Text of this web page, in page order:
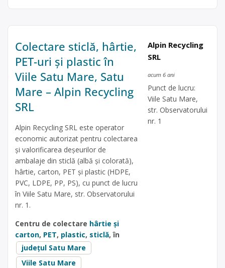
Colectare sticlă, hârtie,
PET-uri și plastic în
Viile Satu Mare, Satu
Mare – Alpin Recycling
SRL
Alpin Recycling SRL este operator
economic autorizat pentru colectarea
și valorificarea deșeurilor de
ambalaje din sticlă (albă și colorată),
hârtie, carton, PET și plastic (HDPE,
PVC, LDPE, PP, PS), cu punct de lucru
în Viile Satu Mare, str. Observatorului
nr. 1.
Centru de colectare hârtie și
carton, PET, plastic, sticlă, în
județul Satu Mare
Viile Satu Mare
Alpin Recycling
SRL
acum 6 ani
Punct de lucru:
Viile Satu Mare,
str. Observatorului
nr. 1